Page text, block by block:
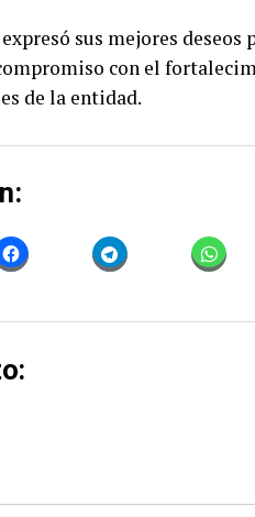
sus mejores
con el
de la entidad.